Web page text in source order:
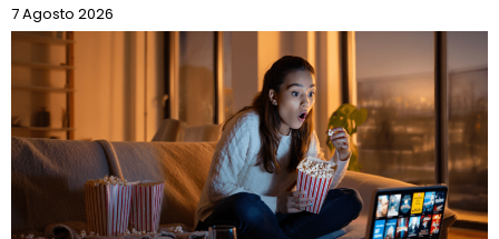
7 Agosto 2026